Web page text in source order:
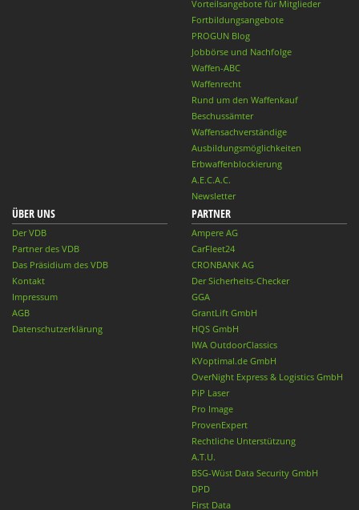
Vorteilsangebote für Mitglieder
Fortbildungsangebote
PROGUN Blog
Jobbörse und Nachfolge
Waffen-ABC
Waffenrecht
Rund um den Waffenkauf
Beschussämter
Waffensachverständige
Ausbildungsmöglichkeiten
Erbwaffenblockierung
A.E.C.A.C.
Newsletter
ÜBER UNS
Der VDB
Partner des VDB
Das Präsidium des VDB
Kontakt
Impressum
AGB
Datenschutzerklärung
PARTNER
Ampere AG
CarFleet24
CRONBANK AG
Der Sicherheits-Checker
GGA
GrantLift GmbH
HQS GmbH
IWA OutdoorClassics
KVoptimal.de GmbH
OverNight Express & Logistics GmbH
PiP Laser
Pro Image
ProvenExpert
Rechtliche Unterstützung
A.T.U.
BSG-Wüst Data Security GmbH
DPD
First Data